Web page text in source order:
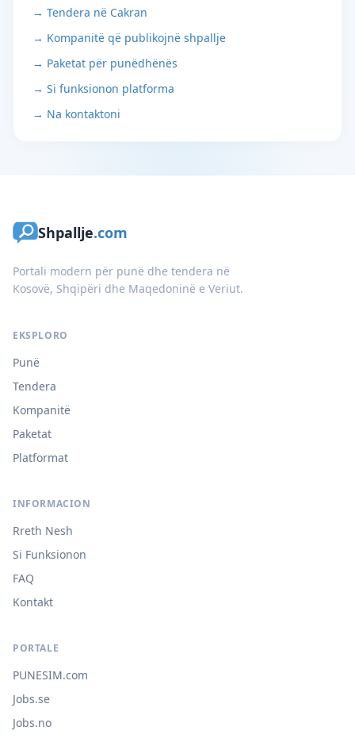
→ Tendera në Cakran
→ Kompanitë që publikojnë shpallje
→ Paketat për punëdhënës
→ Si funksionon platforma
→ Na kontaktoni
Shpallje.com
Portali modern për punë dhe tendera në
Kosovë, Shqipëri dhe Maqedoninë e Veriut.
EKSPLORO
Punë
Tendera
Kompanitë
Paketat
Platformat
INFORMACION
Rreth Nesh
Si Funksionon
FAQ
Kontakt
PORTALE
PUNESIM.com
Jobs.se
Jobs.no